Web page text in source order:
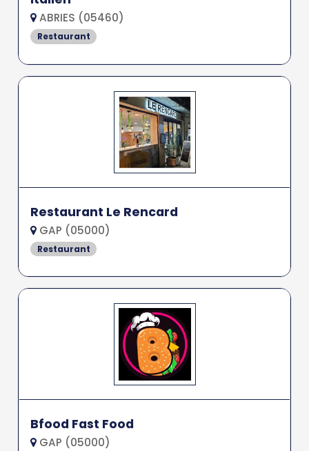
ABRIES (05460)
Restaurant
Restaurant Le Rencard
GAP (05000)
Restaurant
Bfood Fast Food
GAP (05000)